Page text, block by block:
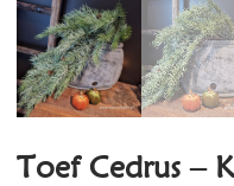
Toef Cedrus –